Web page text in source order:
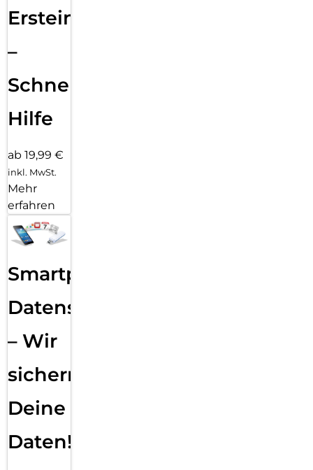
Ersteinrichtung
–
Schnelle
Hilfe
ab 19,99 €
inkl. MwSt.
Mehr
erfahren
Smartphone
Datensicherung
– Wir
sichern
Deine
Daten!